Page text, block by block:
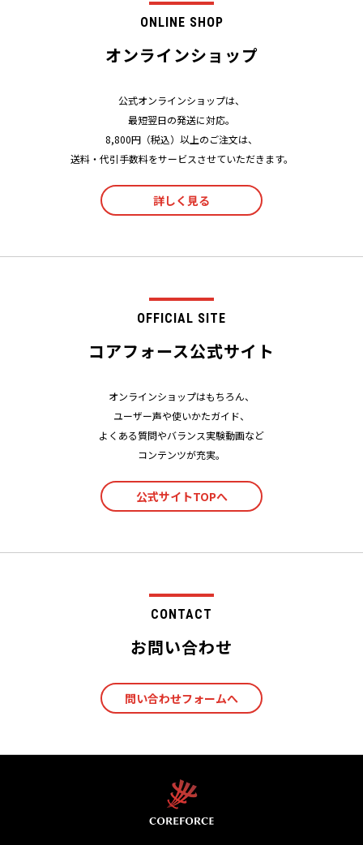
ONLINE SHOP
オンラインショップ
公式オンラインショップは、
最短翌日の発送に対応。
8,800円（税込）以上のご注文は、
送料・代引手数料をサービスさせていただきます。
詳しく見る
OFFICIAL SITE
コアフォース公式サイト
オンラインショップはもちろん、
ユーザー声や使いかたガイド、
よくある質問やバランス実験動画など
コンテンツが充実。
公式サイトTOPへ
CONTACT
お問い合わせ
問い合わせフォームへ